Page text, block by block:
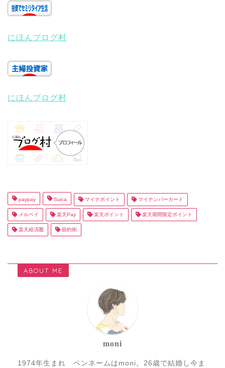
にほんブログ村
にほんブログ村
paypay Suica マイナポイント マイナンバーカード
メルペイ 楽天Pay 楽天ポイント 楽天期間限定ポイント
楽天経済圏 節約術
ABOUT ME
moni
1974年生まれ ペンネームはmoni。26歳で結婚し今ま